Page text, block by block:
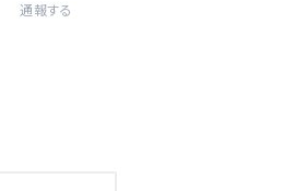
通報する